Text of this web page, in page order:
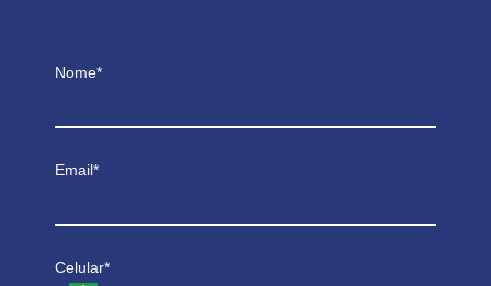
Nome*
Email*
Celular*